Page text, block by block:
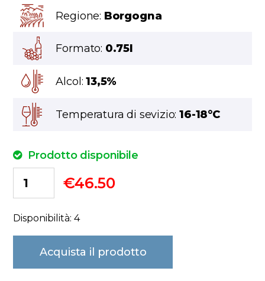
Regione: Borgogna
Formato: 0.75l
Alcol:13,5%
Temperatura di sevizio:16-18°C
Prodotto disponibile
€46.50
Disponibilità: 4
Acquista il prodotto